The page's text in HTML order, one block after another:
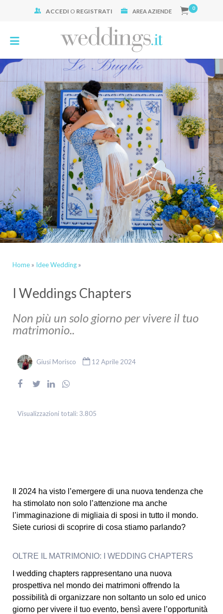
ACCEDI O REGISTRATI AREA AZIENDE 0
Home » Idee Wedding »
I Weddings Chapters
Non più un solo giorno per vivere il tuo
matrimonio..
Giusi Morisco 12 Aprile 2024
Visualizzazioni totali: 3.805
Il 2024 ha visto l’emergere di una nuova tendenza che
ha stimolato non solo l’attenzione ma anche
l’immaginazione di migliaia di sposi in tutto il mondo.
Siete curiosi di scoprire di cosa stiamo parlando?
OLTRE IL MATRIMONIO: I WEDDING CHAPTERS
I wedding chapters rappresentano una nuova
prospettiva nel mondo dei matrimoni offrendo la
possibilità di organizzare non soltanto un solo ed unico
giorno per vivere il tuo evento, bensì avere l’opportunità